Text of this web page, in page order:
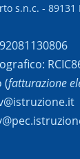
s.n.c. - 89131
(fatturazione